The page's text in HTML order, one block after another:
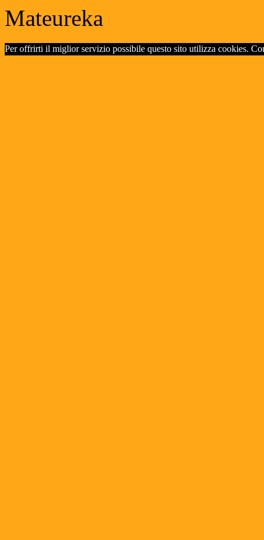
Mateureka
Per offrirti il miglior servizio possibile questo sito utilizza cookies.